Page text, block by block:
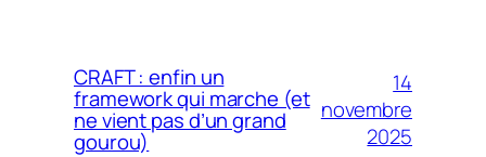
CRAFT : enfin un
framework qui marche (et
ne vient pas d’un grand
gourou)
14
novembre
2025